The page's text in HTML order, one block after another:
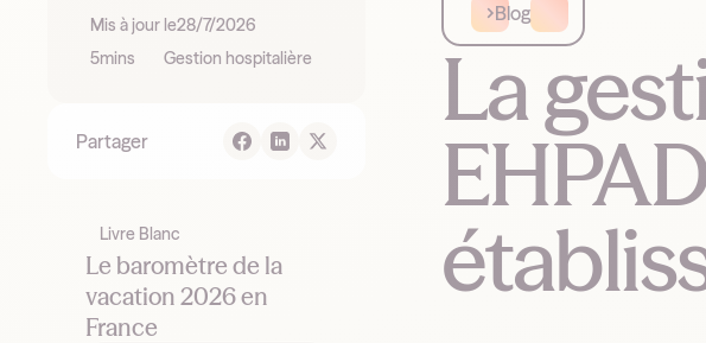
Mis à jour le28/7/2026
5mins Gestion hospitalière
Partager
Livre Blanc
Le baromètre de la
vacation 2026 en
France
Blog
La